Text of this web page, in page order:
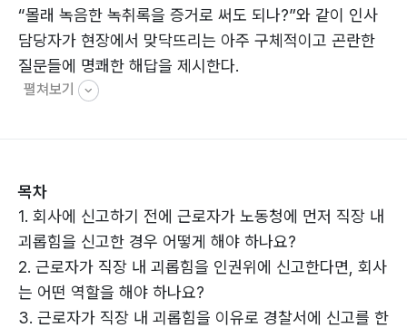
“몰래 녹음한 녹취록을 증거로 써도 되나?”와 같이 인사
담당자가 현장에서 맞닥뜨리는 아주 구체적이고 곤란한
질문들에 명쾌한 해답을 제시한다.
만 달라져도 진행 양상이 뒤바뀌는 괴롭힘 사건의 특성을
반영하여, 상황별로 가장 적절한 대응 방식을 인사 담당자
의 눈높이에서 설명한다. 특히 위법하게 수집된 증거 처리
나 조사 거부 시 대응 등 법률적 정당성을 확보하기 위해
반드시 체크해야 할 포인트들을 세밀하게 짚어 준다.
펼쳐보기
목차
1. 회사에 신고하기 전에 근로자가 노동청에 먼저 직장 내
괴롭힘을 신고한 경우 어떻게 해야 하나요?
2. 근로자가 직장 내 괴롭힘을 인권위에 신고한다면, 회사
는 어떤 역할을 해야 하나요?
3. 근로자가 직장 내 괴롭힘을 이유로 경찰서에 신고를 한